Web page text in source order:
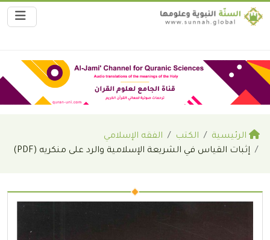
الرئيسية الكتب
الفقه الإسلامي
إثبات القياس في الشريعة الإسلامية والرد على منكريه (PDF)